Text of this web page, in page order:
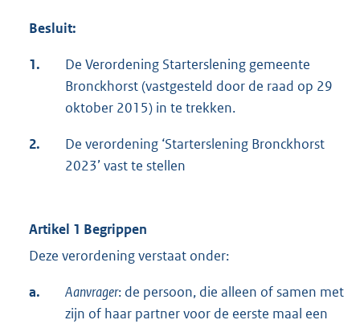
Besluit:
1.
De Verordening Starterslening gemeente
Bronckhorst (vastgesteld door de raad op 29
oktober 2015) in te trekken.
2.
De verordening ‘Starterslening Bronckhorst
2023’ vast te stellen
Artikel 1 Begrippen
Deze verordening verstaat onder:
a. Aanvrager: de persoon, die alleen of samen met
zijn of haar partner voor de eerste maal een